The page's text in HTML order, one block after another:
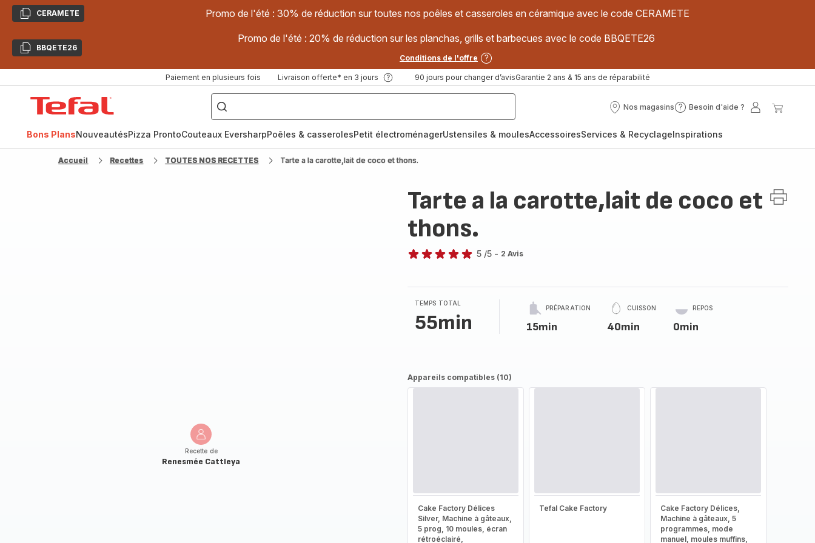
CopierCERAMETE Promo de l'été : 30% de réduction sur toutes nos poêles et casseroles en céramique avec le code CERAMETE
CopierBBQETE26
Promo de l'été : 20% de réduction sur les planchas, grills et barbecues avec le code BBQETE26
Conditions de l'offre
Paiement en plusieurs fois Livraison offerte* en 3 jours 90 jours pour changer d’avisGarantie 2 ans & 15 ans de réparabilité
["Poêles
inox,
Cake
Factory,
Nos magasins
Nos
Besoin d'aide ?
Besoin
?
Mon
Bons PlansNouveautésPizza ProntoCouteaux EversharpPoêles & casserolesPetit électroménagerUstensiles & moulesAccessoiresServices & RecyclageInspirations
Accueil Recettes TOUTES NOS RECETTES Tarte a la carotte,lait de coco et thons.
Recette de
Renesmée Cattleya
Tarte a la carotte,lait de coco et
thons.
étoiles
(moyenne)
5 /5 - 2 Avis
TEMPS TOTAL
55min
PRÉPARATION
15min
CUISSON
40min
REPOS
0min
Appareils compatibles (10)
Cake Factory Délices
Silver, Machine à gâteaux,
5 prog, 10 moules, écran
rétroéclairé,
Tefal Cake Factory
Cake Factory Délices,
Machine à gâteaux, 5
programmes, mode
manuel, moules muffins,